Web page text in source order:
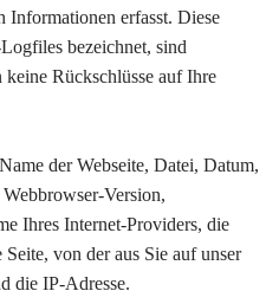
Informationen erfasst. Diese
bezeichnet, sind
Rückschlüsse auf Ihre
der Webseite, Datei, Datum,
Version,
Ihres Internet-Providers, die
von der aus Sie auf unser
die IP-Adresse.